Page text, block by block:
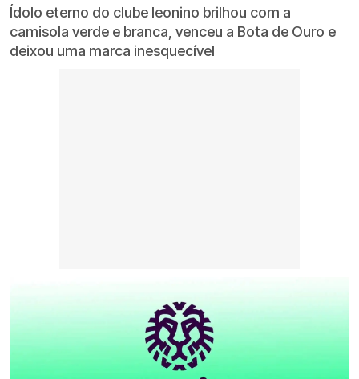
Ídolo eterno do clube leonino brilhou com a
camisola verde e branca, venceu a Bota de Ouro e
deixou uma marca inesquecível